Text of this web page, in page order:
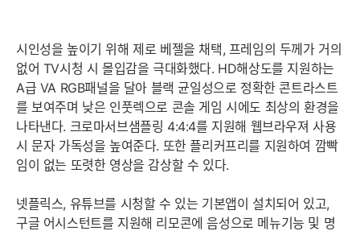
시인성을 높이기 위해 제로 베젤을 채택, 프레임의 두께가 거의
없어 TV시청 시 몰입감을 극대화했다. HD해상도를 지원하는
A급 VA RGB패널을 달아 블랙 균일성으로 정확한 콘트라스트
를 보여주며 낮은 인풋렉으로 콘솔 게임 시에도 최상의 환경을
나타낸다. 크로마서브샘플링 4:4:4를 지원해 웹브라우져 사용
시 문자 가독성을 높여준다. 또한 플리커프리를 지원하여 깜빡
임이 없는 또렷한 영상을 감상할 수 있다.
넷플릭스, 유튜브를 시청할 수 있는 기본앱이 설치되어 있고,
구글 어시스턴트를 지원해 리모콘에 음성으로 메뉴기능 및 명